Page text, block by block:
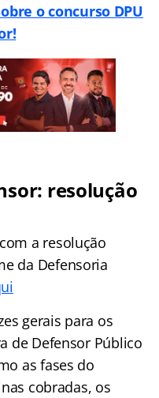
o concurso DPU
resolução
a resolução
da Defensoria
gerais para os
de Defensor Público
as fases do
cobradas, os